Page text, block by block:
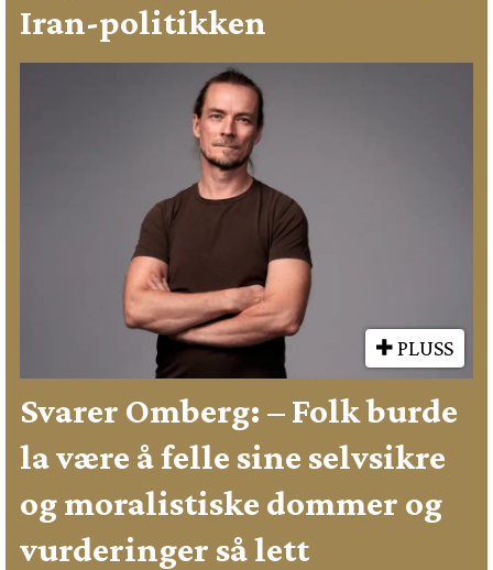
Iran-politikken
PLUSS
Svarer Omberg: – Folk burde
la være å felle sine selvsikre
og moralistiske dommer og
vurderinger så lett